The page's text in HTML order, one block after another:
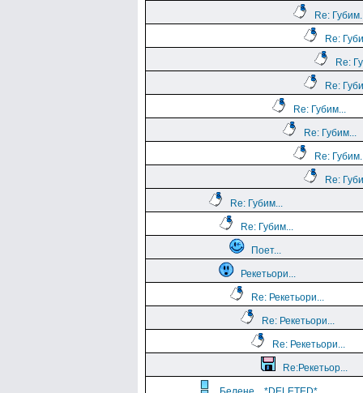
Re:
Re:
Re:
Re:
Re: Губим...
Re: Губим...
Re:
Re:
Re: Губим...
Re: Губим...
Поет...
Рекетьори...
Re: Рекетьори...
Re: Рекетьори...
Re: Рекетьори...
Re:Рекетьор...